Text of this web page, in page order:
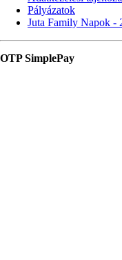
Pályázatok
Juta Family Napok -
OTP SimplePay